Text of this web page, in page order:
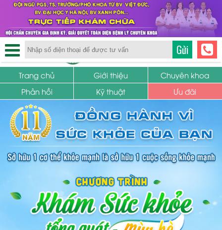
TRUNG TÂM PHỤ KHOA
SỨC KHỎE SINH SẢN
Trang chủ Giới thiệu
Chuyên khoa
Phản hồi
Kỹ thuật Ưu đãi
Gửi